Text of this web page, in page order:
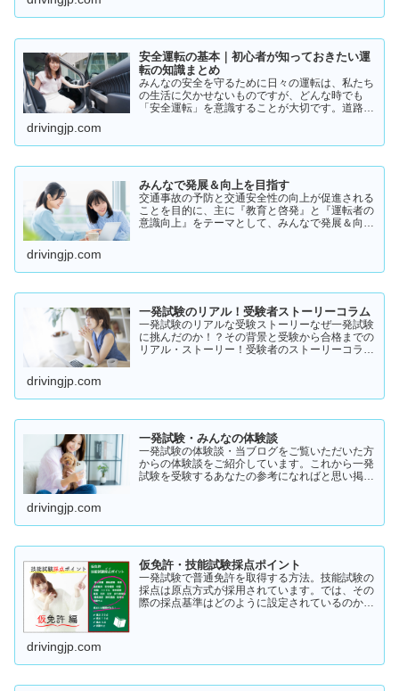
た。結論から言うと👇👉 …
安全運転の基本｜初心者が知っておきたい運
転の知識まとめ
みんなの安全を守るために日々の運転は、私たち
の生活に欠かせないものですが、どんな時でも
「安全運転」を意識することが大切です。道路状
過ぎや注意力の低下、小…
drivingjp.com
みんなで発展＆向上を目指す
交通事故の予防と交通安全性の向上が促進される
ことを目的に、主に『教育と啓発』と『運転者の
意識向上』をテーマとして、みんなで発展＆向上
drivingjp.com
一発試験のリアル！受験者ストーリーコラム
一発試験のリアルな受験ストーリーなぜ一発試験
に挑んだのか！？その背景と受験から合格までの
リアル・ストーリー！受験者のストーリーコラム
drivingjp.com
一発試験・みんなの体験談
一発試験の体験談・当ブログをご覧いただいた方
からの体験談をご紹介しています。これから一発
試験を受験するあなたの参考になればと思い掲載
drivingjp.com
仮免許・技能試験採点ポイント
一発試験で普通免許を取得する方法。技能試験の
採点は原点方式が採用されています。では、その
際の採点基準はどのように設定されているのかご
drivingjp.com